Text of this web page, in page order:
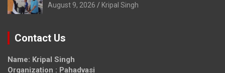
August 9, 2026 Kripal Singh
Contact Us
Name: Kripal Singh
Organization : Pahadvasi